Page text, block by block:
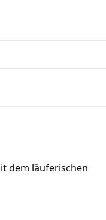
dem läuferischen